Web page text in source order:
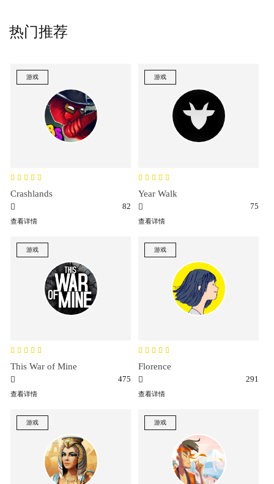
热门推荐
游戏
Crashlands
82
查看详情
游戏
Year Walk
75
查看详情
游戏
This War of Mine
475
查看详情
游戏
Florence
291
查看详情
游戏 游戏